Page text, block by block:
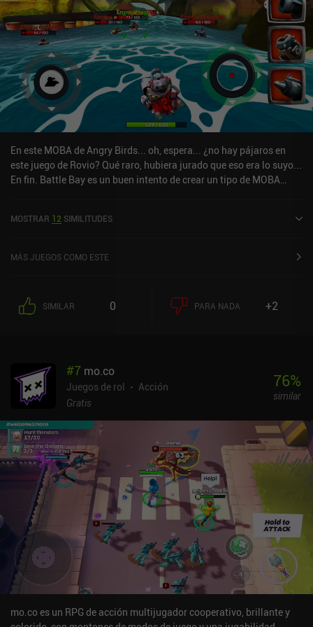
En este MOBA de Angry Birds... oh, espera... ¿no hay pájaros en
este juego de Rovio? Qué raro, hubiera jurado que eso era lo suyo...
En fin. Battle Bay es un buen intento de crear un tipo de MOBA
pero nadie va nunca a por el objetivo, ya que también se puede
propósito de tener el objetivo en primer lugar. Con un poco de
curiosidad acerca de lo que Rovio está haciendo.
MOSTRAR 12 SIMILITUDES
MÁS JUEGOS COMO ESTE
SIMILAR 0 PARA NADA +2
#7 mo.co
Juegos de rol
Acción
Gratis
76%
similar
mo.co es un RPG de acción multijugador cooperativo, brillante y